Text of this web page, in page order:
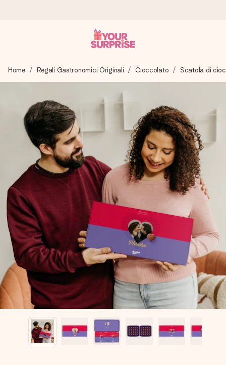
Prepariamo il tuo regalo con attenzione e lo spediamo in un
lampo – così potrai consegnarlo al momento giusto, quando
4,7 (basato su +15.000 recensioni)
I nostri regali ispirano. I clienti ci valutano 4,7 su Google
Reviews.
Biglietto d'auguri gratuito
Realizza qualcosa di unico in pochi passi – con il suo nome,
una tua foto o un messaggio che tocchi il cuore. Nessuna
complicazione, solo tanto amore per il momento perfetto.
Home Regali Gastronomici Originali Cioccolato Scatola di